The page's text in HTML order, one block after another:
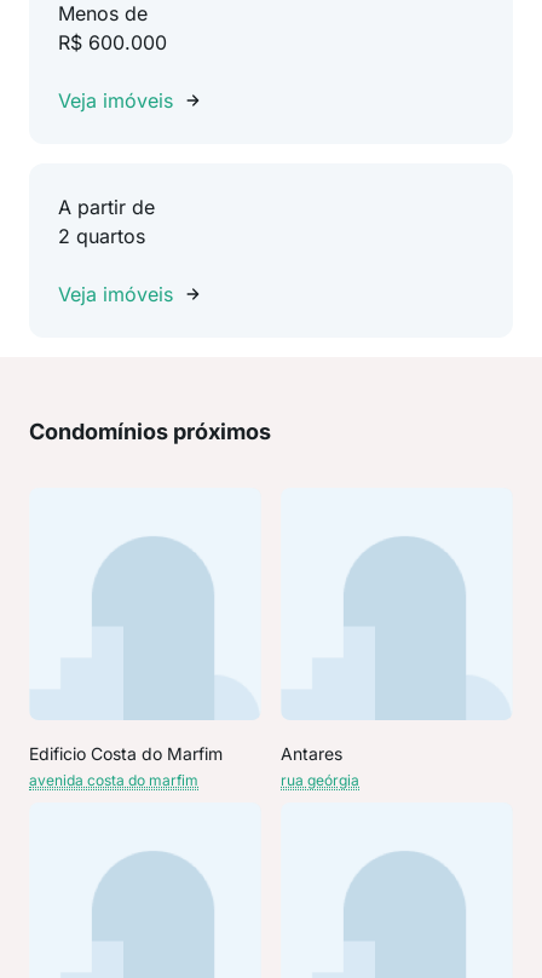
Menos de
R$ 600.000
Veja imóveis
A partir de
2 quartos
Veja imóveis
Condomínios próximos
Edificio Costa do Marfim
avenida costa do marfim
Antares
rua geórgia